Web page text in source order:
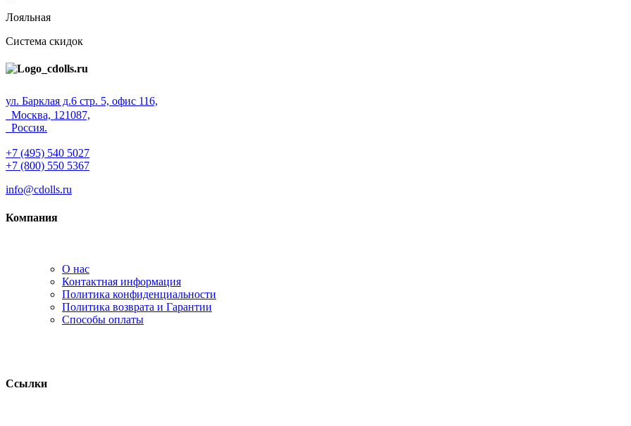
Лояльная
Система скидок
ул. Барклая д.6 стр. 5, офис 116,
Москва, 121087,
Россия.
+7 (495) 540 5027
+7 (800) 550 5367
info@cdolls.ru
Компания
О нас
Контактная информация
Политика конфиденциальности
Политика возврата и Гарантии
Способы оплаты
Ссылки